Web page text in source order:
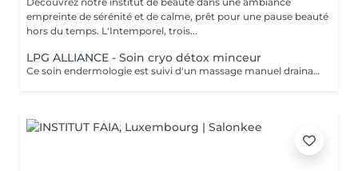
empreinte de sérénité et de calme, prêt pour une pause beauté
hors du temps. L'Intemporel, trois...
LPG ALLIANCE - Soin cryo détox minceur
Ce soin endermologie est suivi d'un massage manuel drainant au baume de modelage cryo. Il réactive les fonctions d'élimination de l'organisme, active les échanges circulatoires, élimine et draine les toxines et stimule la circulation lymphatique. - Actifs décongestionnants, drainants et tonifiants - Amélioration de la circulation sanguine et réduction de l'inflammation, adieu les jambes lourdes, gonflées et douloureuses - Convient également au femmes enceintes et allaitantes